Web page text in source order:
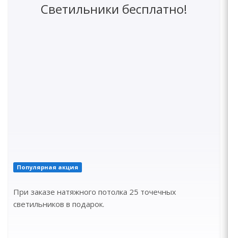
Светильники бесплатно!
Популярная акция
При заказе натяжного потолка 25 точечных
светильников в подарок.